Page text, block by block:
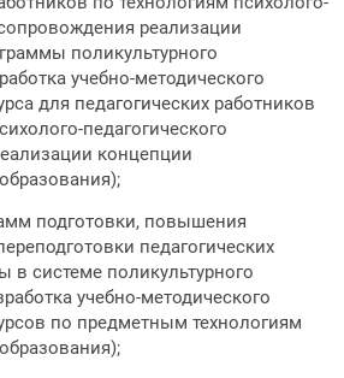
реализации
поликультурного
учебно-методического
для педагогических работников
педагогического
концепции
подготовки, повышения
педагогических
в системе поликультурного
учебно-методического
по предметным технологиям